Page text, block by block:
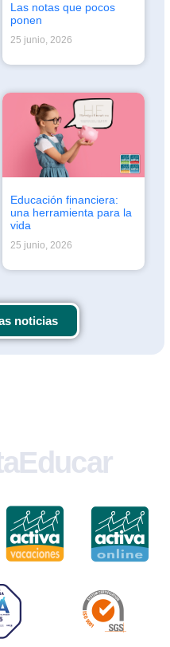
Las notas que pocos
ponen
25 junio, 2026
Educación financiera:
una herramienta para la
vida
25 junio, 2026
noticias